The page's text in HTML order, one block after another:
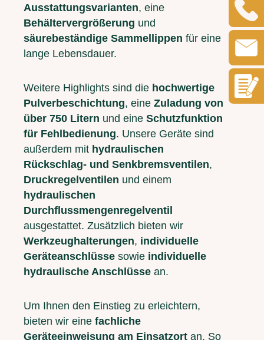
Ausstattungsvarianten, eine
Behältervergrößerung und
säurebeständige Sammellippen für eine
lange Lebensdauer.
Weitere Highlights sind die hochwertige
Pulverbeschichtung, eine Zuladung von
über 750 Litern und eine Schutzfunktion
für Fehlbedienung. Unsere Geräte sind
außerdem mit hydraulischen
Rückschlag- und Senkbremsventilen,
Druckregelventilen und einem
hydraulischen
Durchflussmengenregelventil
ausgestattet. Zusätzlich bieten wir
Werkzeughalterungen, individuelle
Geräteanschlüsse sowie individuelle
hydraulische Anschlüsse an.
Um Ihnen den Einstieg zu erleichtern,
bieten wir eine fachliche
Geräteeinweisung am Einsatzort an. So